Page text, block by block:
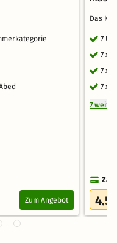
Zum Angebot
Das
7
7 x
7 x
7 x
7
4.5